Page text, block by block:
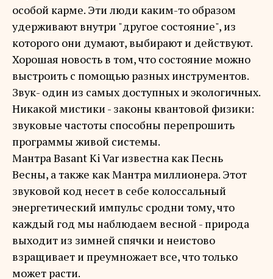
особой карме. Эти люди каким-то образом
удерживают внутри "другое состояние", из
которого они думают, выбирают и действуют.
Хорошая новость в том, что состояние можно
выстроить с помощью разных инструментов.
Звук- один из самых доступных и экологичных.
Никакой мистики - законы квантовой физики:
звуковые частоты способны перепрошить
программы живой системы.
Мантра Basant Ki Var известна как Песнь
Весны, а также как Мантра миллионера. Этот
звуковой код несет в себе колоссальный
энергетический импульс сродни тому, что
каждый год мы наблюдаем весной - природа
выходит из зимней спячки и неистово
взращивает и преумножает все, что только
может расти.